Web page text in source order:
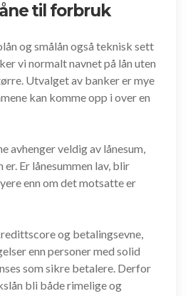
til forbruk
og smålån også teknisk sett
vi normalt navnet på lån uten
Utvalget av banker er mye
kan komme opp i over en
avhenger veldig av lånesum,
Er lånesummen lav, blir
enn om det motsatte er
og betalingsevne,
enn personer med solid
som sikre betalere. Derfor
bli både rimelige og